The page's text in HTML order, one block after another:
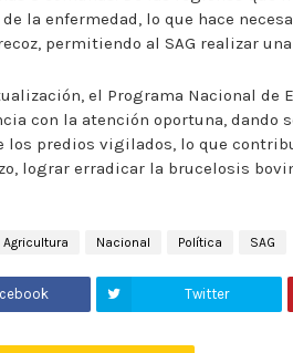
la enfermedad, lo que hace
permitiendo al SAG realizar
el Programa Nacional de
con la atención oportuna, dando
los predios vigilados, lo que
lograr erradicar la brucelosis
Agricultura Nacional Política SAG
Twitter